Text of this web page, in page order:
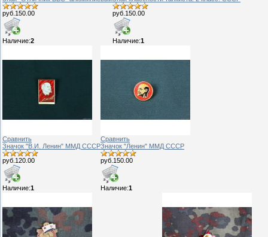
руб.150.00
Наличие:2
руб.150.00
Наличие:1
Сравнить
Значок "В.И. Ленин" ММД СССР
руб.120.00
Наличие:1
Сравнить
Значок "Ленин" ММД СССР
руб.150.00
Наличие:1